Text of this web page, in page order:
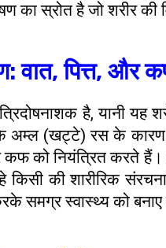
का स्रोत है जो शरीर की
वात, पित्त, और
है, यानी यह
(खट्टे) रस के कारण
को नियंत्रित करते हैं।
किसी की शारीरिक
समग्र स्वास्थ्य को